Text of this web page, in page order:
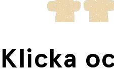
Klicka